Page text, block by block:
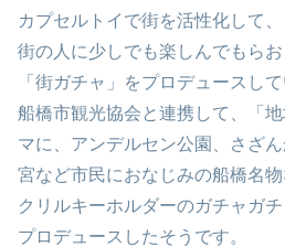
カプセルトイで街を活性化して、
街の人に少しでも楽しんでもらお
「街ガチャ」をプロデュースして
船橋市観光協会と連携して、「
マに、アンデルセン公園、さざ
宮など市民におなじみの船橋名
クリルキーホルダーのガチャガ
プロデュースしたそうです。